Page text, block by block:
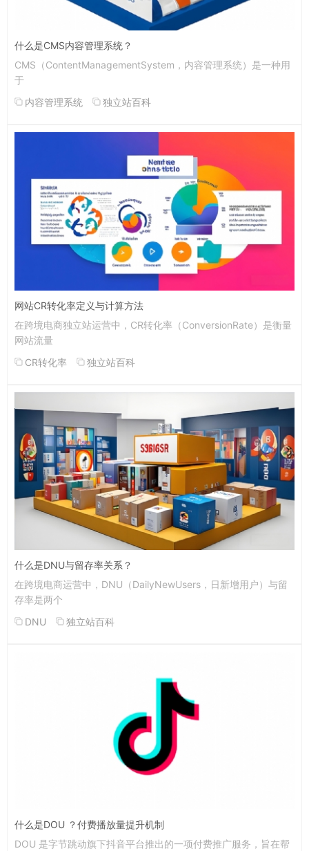
什么是CMS内容管理系统？
CMS（ContentManagementSystem，内容管理系统）是一种用
于
内容管理系统
独立站百科
网站CR转化率定义与计算方法
在跨境电商独立站运营中，CR转化率（ConversionRate）是衡量
网站流量
CR转化率
独立站百科
什么是DNU与留存率关系？
在跨境电商运营中，DNU（DailyNewUsers，日新增用户）与留
存率是两个
DNU
独立站百科
什么是DOU ？付费播放量提升机制
DOU 是字节跳动旗下抖音平台推出的一项付费推广服务，旨在帮